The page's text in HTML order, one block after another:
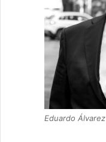
Eduardo Álvarez